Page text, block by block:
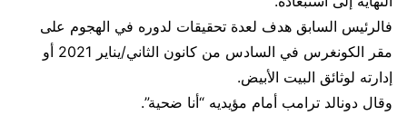
فالرئيس السابق هدف لعدة تحقيقات لدوره في الهجوم على
مقر الكونغرس في السادس من كانون الثاني/يناير 2021 أو
إدارته لوثائق البيت الأبيض.
وقال دونالد ترامب أمام مؤيديه “أنا ضحية”.